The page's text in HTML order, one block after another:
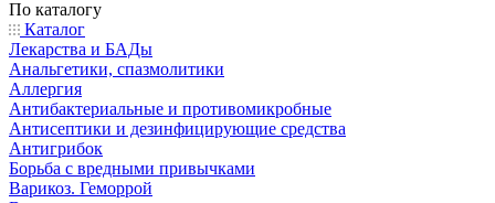
По каталогу
Каталог
Лекарства и БАДы
Анальгетики, спазмолитики
Аллергия
Антибактериальные и противомикробные
Антисептики и дезинфицирующие средства
Антигрибок
Борьба с вредными привычками
Варикоз. Геморрой